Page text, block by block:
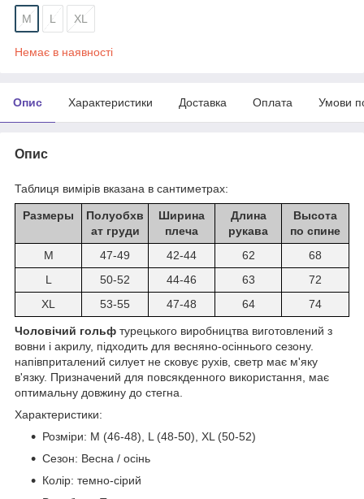
M L XL
Немає в наявності
Опис Характеристики Доставка Оплата Умови
Опис
Таблиця вимірів вказана в сантиметрах:
Размеры
Полуобхв
ат груди
Ширина
плеча
Длина
рукава
Высота
по спине
M
47-49 42-44 62
68
L
50-52 44-46 63
72
XL
53-55 47-48 64 74
Чоловічий гольф турецького виробництва виготовлений з
вовни і акрилу, підходить для весняно-осіннього сезону.
напівприталений силует не сковує рухів, светр має м'яку
в'язку. Призначений для повсякденного використання, має
оптимальну довжину до стегна.
Характеристики:
Розміри: M (46-48), L (48-50), XL (50-52)
Сезон: Весна / осінь
Колір: темно-сірий